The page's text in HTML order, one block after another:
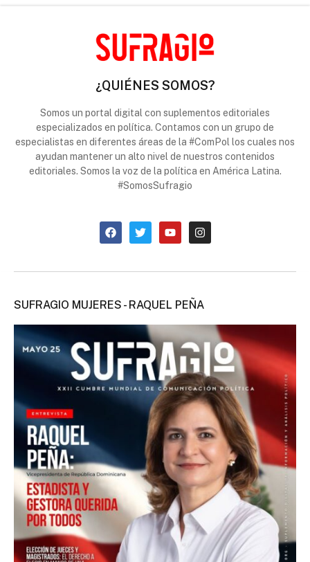
¿QUIÉNES SOMOS?
Somos un portal digital con suplementos editoriales
especializados en política. Contamos con un grupo de
especialistas en diferentes áreas de la #ComPol los cuales nos
ayudan mantener un alto nivel de nuestros contenidos
editoriales. Somos la voz de la política en América Latina.
#SomosSufragio
SUFRAGIO MUJERES - RAQUEL PEÑA